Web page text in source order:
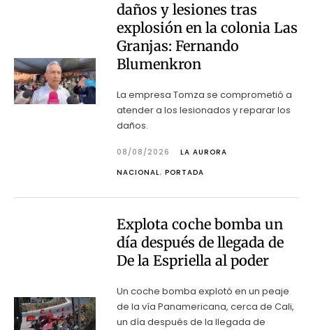
daños y lesiones tras
explosión en la colonia Las
Granjas: Fernando
Blumenkron
La empresa Tomza se comprometió a
atender a los lesionados y reparar los
daños.
08/08/2026
LA AURORA
NACIONAL, PORTADA
Explota coche bomba un
día después de llegada de
De la Espriella al poder
Un coche bomba explotó en un peaje
de la vía Panamericana, cerca de Cali,
un día después de la llegada de